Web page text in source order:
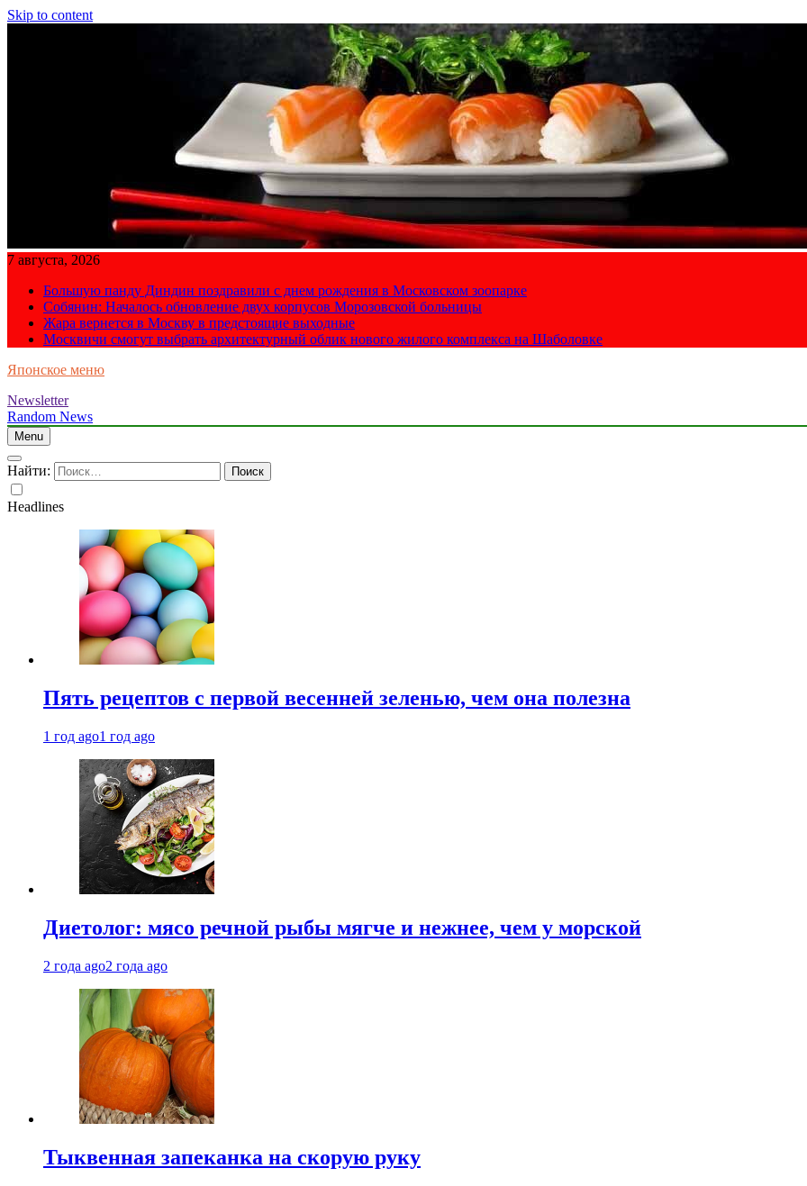
Skip to content
7 августа, 2026
Большую панду Диндин поздравили с днем рождения в Московском зоопарке
Собянин: Началось обновление двух корпусов Морозовской больницы
Жара вернется в Москву в предстоящие выходные
Москвичи смогут выбрать архитектурный облик нового жилого комплекса на Шаболовке
Японское меню
Newsletter
Random News
Menu
Найти:
Headlines
Пять рецептов с первой весенней зеленью, чем она полезна
1 год ago1 год ago
Диетолог: мясо речной рыбы мягче и нежнее, чем у морской
2 года ago2 года ago
Тыквенная запеканка на скорую руку